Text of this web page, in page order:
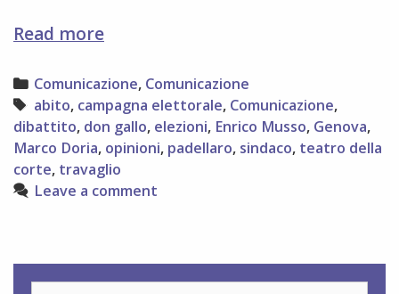
Read moreVisione
un
dibattito
politico
Categories
Comunicazione, Comunicazione
Tags
abito, campagna elettorale, Comunicazione,
dibattito, don gallo, elezioni, Enrico Musso, Genova,
Marco Doria, opinioni, padellaro, sindaco, teatro della
corte, travaglio
Leave a comment